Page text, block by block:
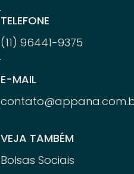
TELEFONE
(11) 96441-9375
E-MAIL
VEJA TAMBÉM
Bolsas Sociais